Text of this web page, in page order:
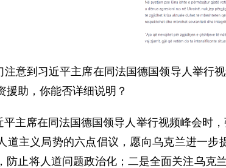
注意到习近平主席在同法国德国领导人举行
援助，你能否详细说明？
平主席在同法国德国领导人举行视频峰会时
道主义局势的六点倡议，愿向乌克兰进一步
防止将人道问题政治化；二是全面关注乌克